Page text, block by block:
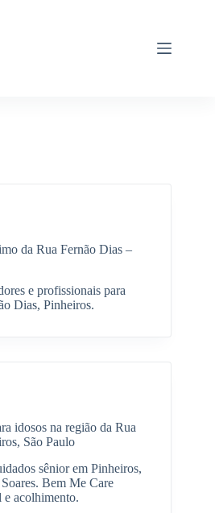
da Rua Fernão Dias –
e profissionais para
Dias, Pinheiros.
idosos na região da Rua
São Paulo
sênior em Pinheiros,
Bem Me Care
e acolhimento.